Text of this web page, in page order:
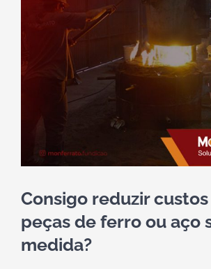
Consigo reduzir
peças de ferro ou aço
medida?